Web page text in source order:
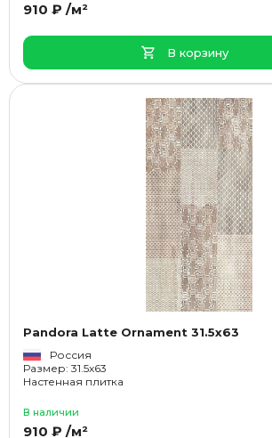
910 ₽ /м²
В корзину
Pandora Latte Ornament 31.5x63
Россия
Размер: 31.5x63
Настенная плитка
В наличии
910 ₽ /м²